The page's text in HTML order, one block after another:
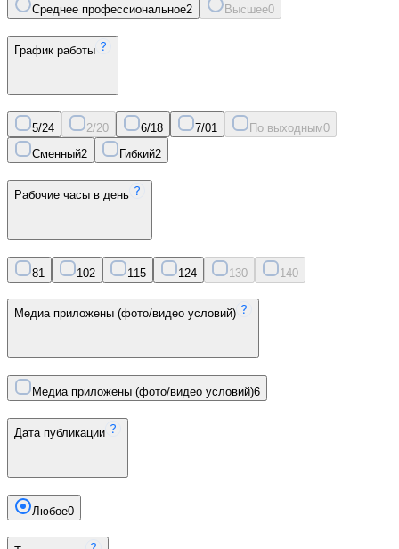
Среднее профессиональное2 Высшее0
График работы
5/24 2/20 6/18 7/01 По выходным0
Сменный2 Гибкий2
Рабочие часы в день
81 102 11 5 124 130 140
Медиа приложены (фото/видео условий)
Медиа приложены (фото/видео условий)6
Дата публикации
Любое0